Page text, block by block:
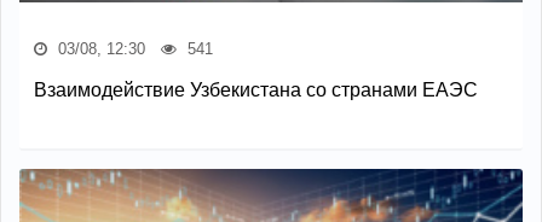
03/08, 12:30 541
Взаимодействие Узбекистана со странами ЕАЭС